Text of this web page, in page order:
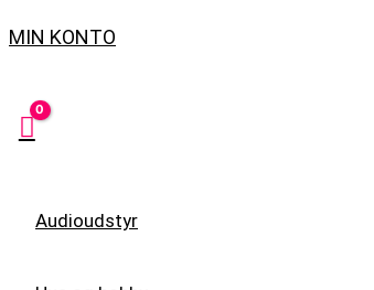
MIN KONTO
Audioudstyr